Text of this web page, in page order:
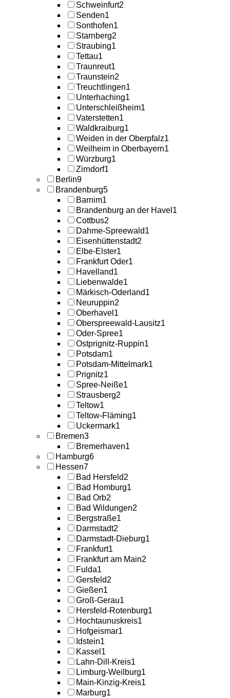
Schweinfurt2
Senden1
Sonthofen1
Starnberg2
Straubing1
Tettau1
Traunreut1
Traunstein2
Treuchtlingen1
Unterhaching1
Unterschleißheim1
Vaterstetten1
Waldkraiburg1
Weiden in der Oberpfalz1
Weilheim in Oberbayern1
Würzburg1
Zirndorf1
Berlin9
Brandenburg5
Barnim1
Brandenburg an der Havel 1
Cottbus2
Dahme-Spreewald1
Eisenhüttenstadt2
Elbe-Elster1
Frankfurt Oder1
Havelland1
Liebenwalde1
Märkisch-Oderland1
Neuruppin2
Oberhavel 1
Oberspreewald-Lausitz1
Oder-Spree1
Ostprignitz-Ruppin1
Potsdam1
Potsdam-Mittelmark1
Prignitz1
Spree-Neiße1
Strausberg2
Teltow1
Teltow-Fläming1
Uckermark1
Bremen3
Bremerhaven1
Hamburg6
Hessen7
Bad Hersfeld2
Bad Homburg1
Bad Orb2
Bad Wildungen2
Bergstraße1
Darmstadt2
Darmstadt-Dieburg1
Frankfurt1
Frankfurt am Main2
Fulda1
Gersfeld2
Gießen1
Groß-Gerau1
Hersfeld-Rotenburg1
Hochtaunuskreis1
Hofgeismar1
Idstein1
Kassel 1
Lahn-Dill-Kreis1
Limburg-Weilburg1
Main-Kinzig-Kreis1
Marburg1